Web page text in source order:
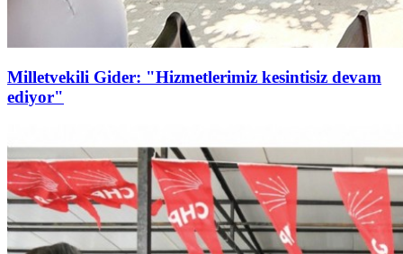
Milletvekili Gider: "Hizmetlerimiz kesintisiz devam
ediyor"